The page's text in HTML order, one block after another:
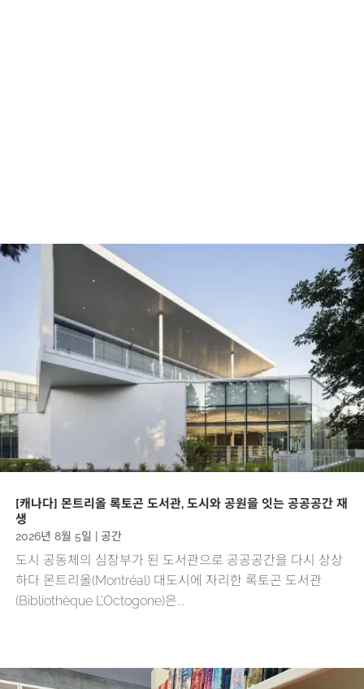
[캐나다] 몬트리올 록토곤 도서관, 도시와 공원을 잇는 공공공간 재
생
2026년 8월 5일 공간
도시 공동체의 심장부가 된 도서관으로 공공공간을 다시 상상
하다 몬트리올(Montréal) 대도시에 자리한 록토곤 도서관
(Bibliothèque L’Octogone)은...